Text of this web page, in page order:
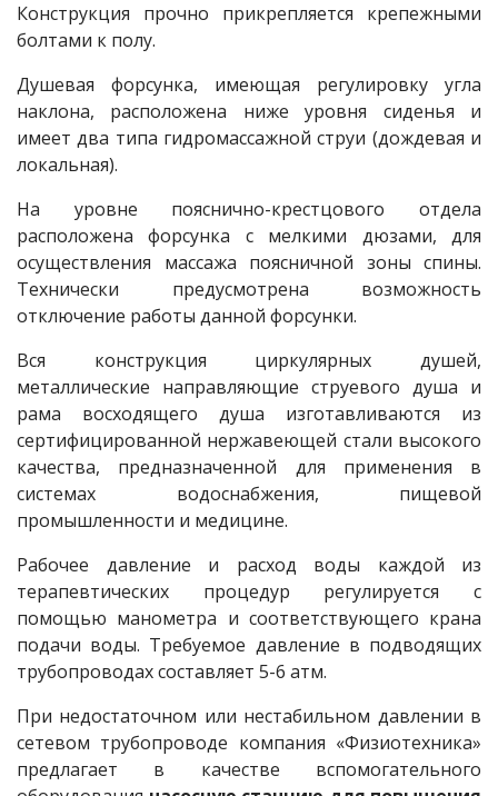
Конструкция прочно прикрепляется крепежными
болтами к полу.
Душевая форсунка, имеющая регулировку угла
наклона, расположена ниже уровня сиденья и
имеет два типа гидромассажной струи (дождевая и
локальная).
На уровне пояснично-крестцового отдела
расположена форсунка с мелкими дюзами, для
осуществления массажа поясничной зоны спины.
Технически предусмотрена возможность
отключение работы данной форсунки.
Вся конструкция циркулярных душей,
металлические направляющие струевого душа и
рама восходящего душа изготавливаются из
сертифицированной нержавеющей стали высокого
качества, предназначенной для применения в
системах водоснабжения, пищевой
промышленности и медицине.
Рабочее давление и расход воды каждой из
терапевтических процедур регулируется с
помощью манометра и соответствующего крана
подачи воды. Требуемое давление в подводящих
трубопроводах составляет 5-6 атм.
При недостаточном или нестабильном давлении в
сетевом трубопроводе компания «Физиотехника»
предлагает в качестве вспомогательного